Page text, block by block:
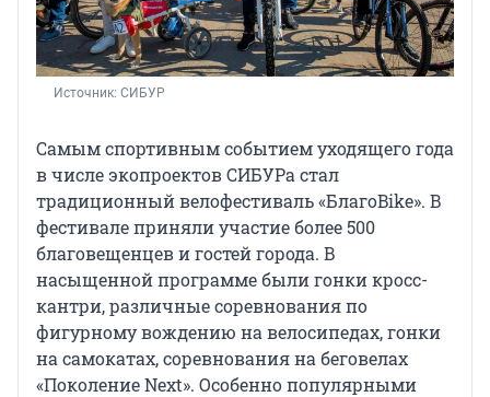
Источник: СИБУР
Самым спортивным событием уходящего года
в числе экопроектов СИБУРа стал
традиционный велофестиваль «БлагоBike». В
фестивале приняли участие более 500
благовещенцев и гостей города. В
насыщенной программе были гонки кросс-
кантри, различные соревнования по
фигурному вождению на велосипедах, гонки
на самокатах, соревнования на беговелах
«Поколение Next». Особенно популярными